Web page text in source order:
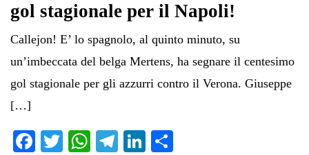
gol stagionale per il Napoli!
Callejon! E’ lo spagnolo, al quinto minuto, su
un’imbeccata del belga Mertens, ha segnare il centesimo
gol stagionale per gli azzurri contro il Verona. Giuseppe
[…]
Fa T
W
Te
Li